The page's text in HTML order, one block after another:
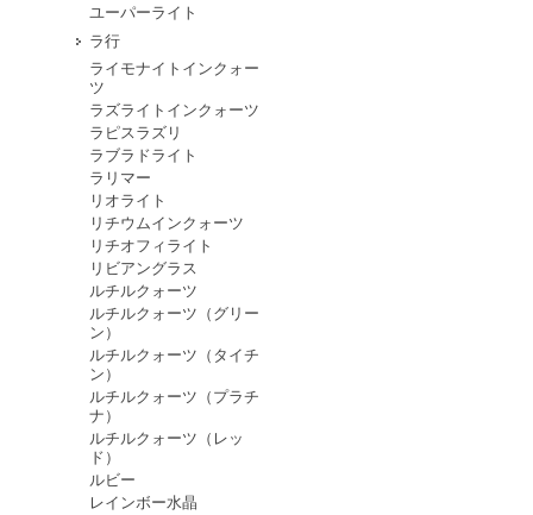
ユーパーライト
ラ行
ライモナイトインクォー
ツ
ラズライトインクォーツ
ラピスラズリ
ラブラドライト
ラリマー
リオライト
リチウムインクォーツ
リチオフィライト
リビアングラス
ルチルクォーツ
ルチルクォーツ（グリー
ン）
ルチルクォーツ（タイチ
ン）
ルチルクォーツ（プラチ
ナ）
ルチルクォーツ（レッ
ド）
ルビー
レインボー水晶